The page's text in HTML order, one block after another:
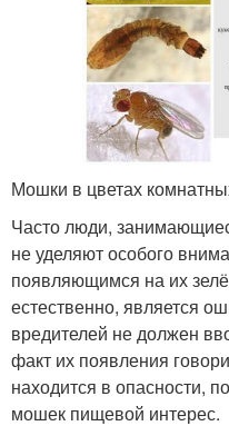
Мошки в цветах
Часто люди,
не уделяют особого
появляющимся на их
естественно, является
вредителей не должен
факт их появления
находится в опасности,
мошек пищевой интерес.